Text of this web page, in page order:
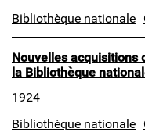
Bibliothèque nationale
Nouvelles acquisitions
la Bibliothèque
1924
Bibliothèque nationale